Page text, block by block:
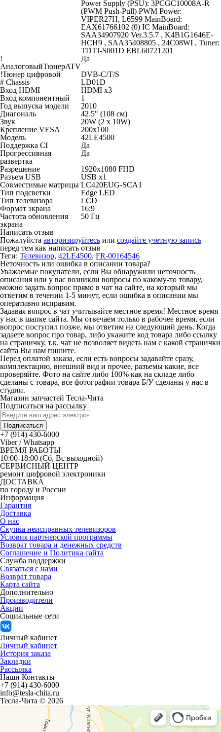
Power Supply (PSU): 3PCGC10008A-R
(PWM Push-Pull) PWM Power:
VIPER27H, L6599 MainBoard:
EAX61766102 (0) IC MainBoard:
SAA34907920 Ver.3.5.7 , K4B1G1646E-
HCH9 , SAA35408805 , 24C08WI , Тuner:
TDTJ-S001D EBL60721201
!
АналоговыйТюнерATV
Да
!Тюнер цифровой
DVB-C/T/S
# Chassis
LD01D
Вход HDMI
HDMI x3
Вход компонентный
1
Год выпуска модели
2010
Диагональ
42.5" (108 см)
Звук
20W (2 х 10W)
Крепление VESA
200x100
Модель
42LE4500
Поддержка CI
Да
Прогрессивная
развертка
Да
Разрешение
1920x1080 FHD
Разъем USB
USB x1
Совместимые матрицы LC420EUG-SCA1
Тип подсветки
Edge LED
Тип телевизора
LCD
Формат экрана
16:9
Частота обновления
экрана
50 Гц
Написать отзыв
Пожалуйста авторизируйтесь или создайте учетную запись
перед тем как написать отзыв
Теги: Телевизор, 42LE4500, FR-00164546
Неточность или ошибка в описании товара?
Уважаемые покупатели, если Вы обнаружили неточность
описания или у вас возникли вопросы по какому-то товару,
можно задать вопрос прямо в чат на сайте, на который мы
ответим в течении 1-5 минут, если ошибка в описании мы
оперативно исправим.
Задавая вопрос в чат учитывайте местное время! Местное время
у нас в шапке сайта. Мы отвечаем только в рабочее время, если
вопрос поступил позже, мы ответим на следующий день. Когда
задаете вопрос про товар, либо укажите код товара либо ссылку
на страничку, т.к. чат не позволяет видеть нам с какой странички
сайта Вы нам пишите.
Перед оплатой заказа, если есть вопросы задавайте сразу,
комплектацию, внешний вид и прочее, разъемы какие, все
проверяйте. Фото на сайте либо 100% как на складе либо
сделаны с товара, все фотографии товара Б/У сделаны у нас в
студии.
Магазин запчастей Тесла-Чита
Подписаться на рассылку
Подписаться
+7 (914) 430-6000
Viber / Whatsapp
ВРЕМЯ РАБОТЫ
10:00-18:00 (Сб, Вс выходной)
СЕРВИСНЫЙ ЦЕНТР
ремонт цифровой электроники
ДОСТАВКА
по городу и России
Информация
Гарантия
Доставка
О нас
Скупка неисправных телевизоров
Условия партнерской программы
Возврат товара и денежных средств
Соглашение и Политика сайта
Служба поддержки
Связаться с нами
Возврат товара
Карта сайта
Дополнительно
Производители
Акции
Социальные сети
Личный кабинет
Личный кабинет
История заказа
Закладки
Рассылка
Наши Контакты
+7 (914) 430-6000
info@tesla-chita.ru
Тесла-Чита © 2026